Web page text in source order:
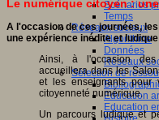
Scénarios
Temps
Réseaux sociaux
Algorithme
Données
Réseaux
Sélection de
Education
Education
Le numérique citoyen :
A l'occasion de ces journées,
une expérience inédite et
Ainsi, à l'occasion
accueillera dans les
et les enseignants pour
citoyenneté numérique.
Un parcours ludique et